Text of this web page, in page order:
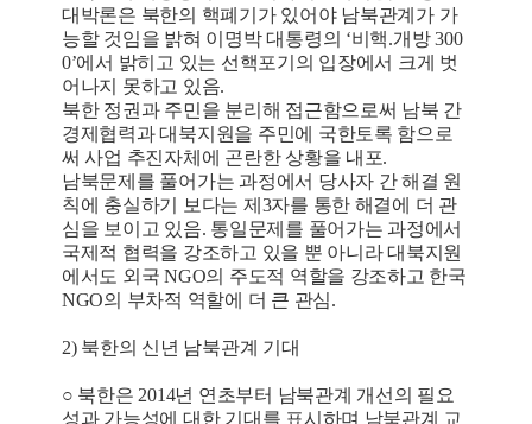
대박론은 북한의 핵폐기가 있어야 남북관계가 가
능할 것임을 밝혀 이명박 대통령의 ‘비핵.개방 300
0’에서 밝히고 있는 선핵포기의 입장에서 크게 벗
어나지 못하고 있음.
북한 정권과 주민을 분리해 접근함으로써 남북 간
경제협력과 대북지원을 주민에 국한토록 함으로
써 사업 추진자체에 곤란한 상황을 내포.
남북문제를 풀어가는 과정에서 당사자 간 해결 원
칙에 충실하기 보다는 제3자를 통한 해결에 더 관
심을 보이고 있음. 통일문제를 풀어가는 과정에서
국제적 협력을 강조하고 있을 뿐 아니라 대북지원
에서도 외국 NGO의 주도적 역할을 강조하고 한국
NGO의 부차적 역할에 더 큰 관심.
2) 북한의 신년 남북관계 기대
○ 북한은 2014년 연초부터 남북관계 개선의 필요
성과 가능성에 대한 기대를 표시하며 남북관계 교